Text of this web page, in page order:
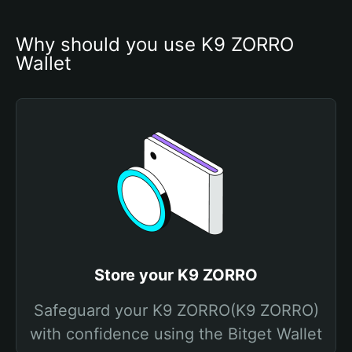
Why should you use K9 ZORRO
Wallet
Store your K9 ZORRO
Safeguard your K9 ZORRO(K9 ZORRO)
with confidence using the Bitget Wallet